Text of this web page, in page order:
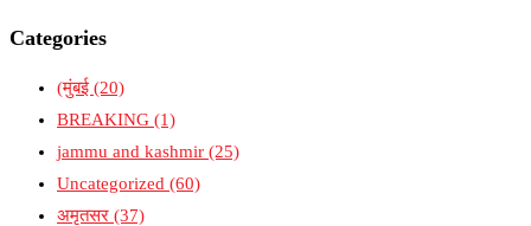
Categories
(मुंबई (20)
BREAKING (1)
jammu and kashmir (25)
Uncategorized (60)
अमृतसर (37)